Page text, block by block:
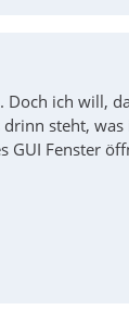
Doch ich will,
steht,
GUI Fenster